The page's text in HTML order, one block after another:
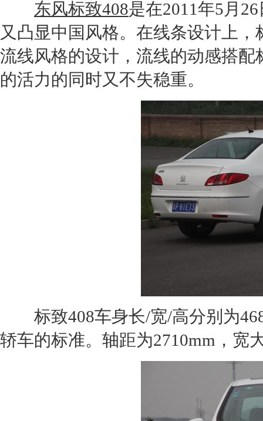
东风标致408是在2011年5月
又凸显中国风格。在线条设计上，
流线风格的设计，流线的动感搭配
的活力的同时又不失稳重。
标致408车身长/宽/高分别为
轿车的标准。轴距为2710mm，宽